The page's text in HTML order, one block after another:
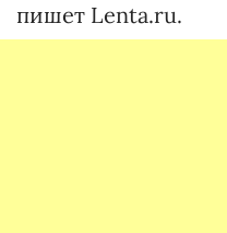
пишет Lenta.ru.